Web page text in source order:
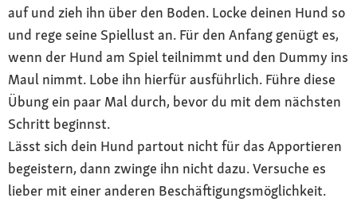
auf und zieh ihn über den Boden. Locke deinen Hund so
und rege seine Spiellust an. Für den Anfang genügt es,
wenn der Hund am Spiel teilnimmt und den Dummy ins
Maul nimmt. Lobe ihn hierfür ausführlich. Führe diese
Übung ein paar Mal durch, bevor du mit dem nächsten
Schritt beginnst.
Lässt sich dein Hund partout nicht für das Apportieren
begeistern, dann zwinge ihn nicht dazu. Versuche es
lieber mit einer anderen Beschäftigungsmöglichkeit.